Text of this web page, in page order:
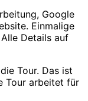
Google
Einmalige
Details auf
Tour. Das ist
Tour arbeitet für